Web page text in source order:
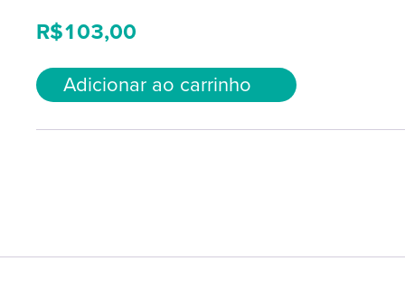
R$103,00
Adicionar ao carrinho